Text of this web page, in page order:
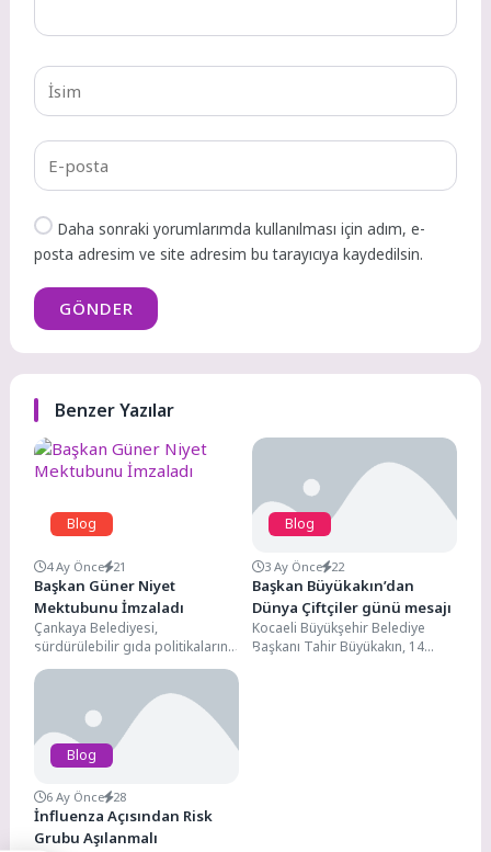
Daha sonraki yorumlarımda kullanılması için adım, e-
posta adresim ve site adresim bu tarayıcıya kaydedilsin.
GÖNDER
Benzer Yazılar
Blog
4 Ay Önce 21
Başkan Güner Niyet
Mektubunu İmzaladı
Çankaya Belediyesi,
sürdürülebilir gıda politikalarını
uluslararası platforma taşıma
hedefi doğrultusunda önemli bir
adım attı. Belediye...
Blog
3 Ay Önce 22
Başkan Büyükakın’dan
Dünya Çiftçiler günü mesajı
Kocaeli Büyükşehir Belediye
Başkanı Tahir Büyükakın, 14
Blog
6 Ay Önce 28
İnfluenza Açısından Risk
Grubu Aşılanmalı